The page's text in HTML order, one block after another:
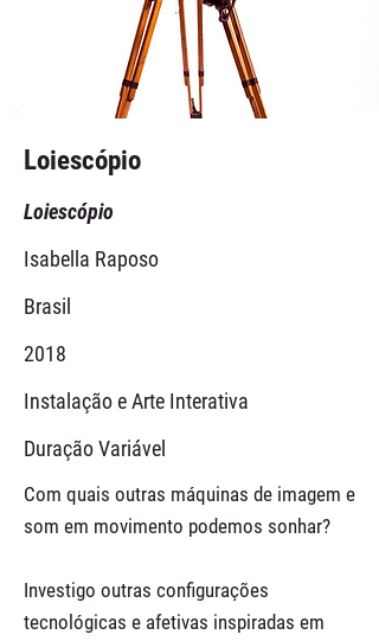
Loiescópio
Loiescópio
Isabella Raposo
Brasil
2018
Instalação e Arte Interativa
Duração Variável
Com quais outras máquinas de imagem e
som em movimento podemos sonhar?
Investigo outras configurações
tecnológicas e afetivas inspiradas em